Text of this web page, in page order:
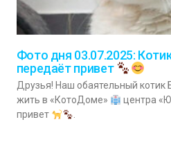
Фото дня 03.07.2025:
передаёт привет
Друзья! Наш обаятельный котик
жить в «КотоДоме»
центра
привет